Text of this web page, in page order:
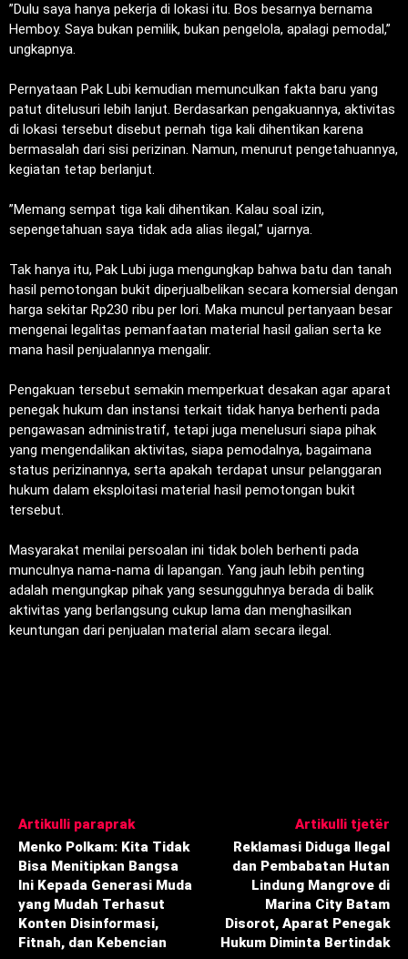
‎”Dulu saya hanya pekerja di lokasi itu. Bos besarnya bernama
Hemboy. Saya bukan pemilik, bukan pengelola, apalagi pemodal,”
ungkapnya.
‎Pernyataan Pak Lubi kemudian memunculkan fakta baru yang
patut ditelusuri lebih lanjut. Berdasarkan pengakuannya, aktivitas
di lokasi tersebut disebut pernah tiga kali dihentikan karena
bermasalah dari sisi perizinan. Namun, menurut pengetahuannya,
kegiatan tetap berlanjut.
‎”Memang sempat tiga kali dihentikan. Kalau soal izin,
sepengetahuan saya tidak ada alias ilegal,” ujarnya.
‎Tak hanya itu, Pak Lubi juga mengungkap bahwa batu dan tanah
hasil pemotongan bukit diperjualbelikan secara komersial dengan
harga sekitar Rp230 ribu per lori. Maka muncul pertanyaan besar
mengenai legalitas pemanfaatan material hasil galian serta ke
mana hasil penjualannya mengalir.
‎Pengakuan tersebut semakin memperkuat desakan agar aparat
penegak hukum dan instansi terkait tidak hanya berhenti pada
pengawasan administratif, tetapi juga menelusuri siapa pihak
yang mengendalikan aktivitas, siapa pemodalnya, bagaimana
status perizinannya, serta apakah terdapat unsur pelanggaran
hukum dalam eksploitasi material hasil pemotongan bukit
tersebut.
‎Masyarakat menilai persoalan ini tidak boleh berhenti pada
munculnya nama-nama di lapangan. Yang jauh lebih penting
adalah mengungkap pihak yang sesungguhnya berada di balik
aktivitas yang berlangsung cukup lama dan menghasilkan
keuntungan dari penjualan material alam secara ilegal.
Artikulli paraprak
Menko Polkam: Kita Tidak
Bisa Menitipkan Bangsa
Ini Kepada Generasi Muda
yang Mudah Terhasut
Konten Disinformasi,
Fitnah, dan Kebencian
Artikulli tjetër
‎Reklamasi Diduga Ilegal
dan Pembabatan Hutan
Lindung Mangrove di
Marina City Batam
Disorot, Aparat Penegak
Hukum Diminta Bertindak